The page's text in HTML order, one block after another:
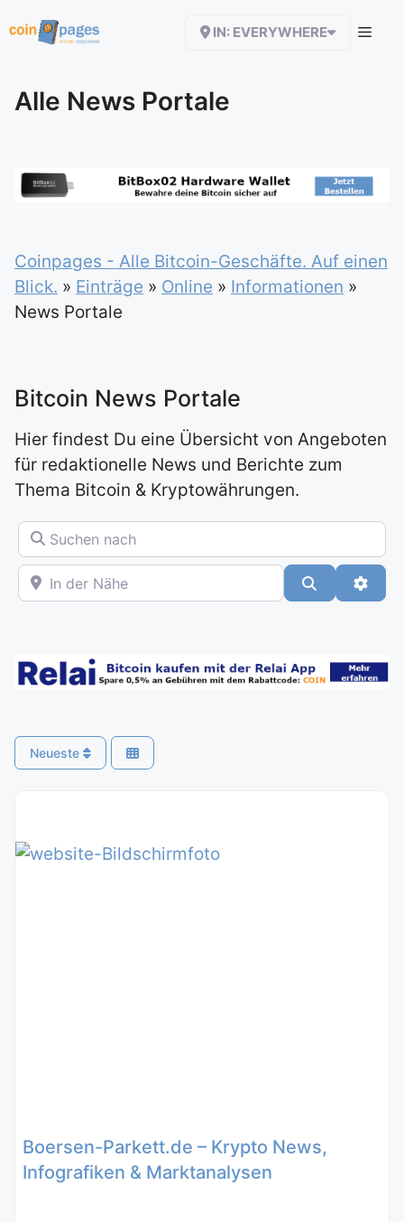
Inhalt
IN: EVERYWHERE
Alle News Portale
Coinpages - Alle Bitcoin-Geschäfte. Auf einen
Blick. » Einträge » Online » Informationen »
News Portale
Bitcoin News Portale
Hier findest Du eine Übersicht von Angeboten
für redaktionelle News und Berichte zum
Thema Bitcoin & Kryptowährungen.
Suchen nach
In der Nähe Suchen
Neueste
Boersen-Parkett.de – Krypto News,
Infografiken & Marktanalysen